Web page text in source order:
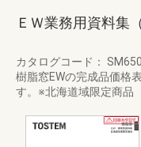
ＥＷ業務用資料集
カタログコード：
樹脂窓EWの完成品価格
す。※北海道域限定商品